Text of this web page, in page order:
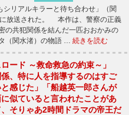
リアルキラーと待ち合わせ」（関
放送された。 本作は、警察の正義
の共犯関係を結んだ一匹おおかみの
（関水渚）の物語 … 続きを読む
ロード ～救命救急の約束～」
係、特に人を指導するのはすご
と感じた」「船越英一郎さんが
に似ていると言われたことがあ
そりゃあ2時間ドラマの帝王だ